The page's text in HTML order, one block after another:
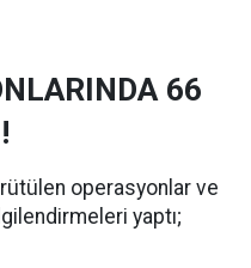
66
operasyonlar ve
yaptı;